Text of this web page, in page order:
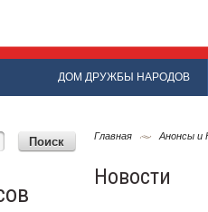
ДОМ ДРУЖБЫ НАРОДОВ
Главная Анонсы и
Новости